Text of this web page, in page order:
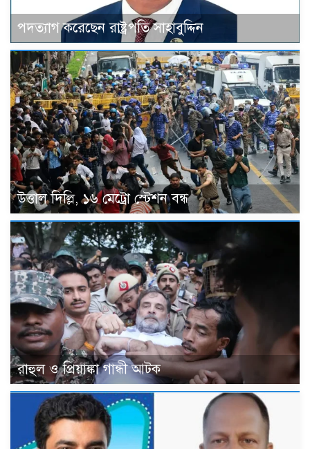
পদত্যাগ করেছেন রাষ্ট্রপতি সাহাবুদ্দিন
উত্তাল দিল্লি, ১৬ মেট্রো স্টেশন বন্ধ
রাহুল ও প্রিয়াঙ্কা গান্ধী আটক